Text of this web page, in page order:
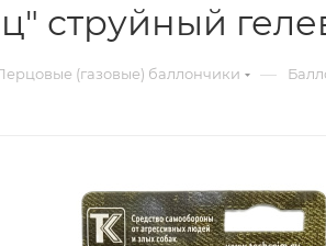
струйный
(газовые) баллончики —